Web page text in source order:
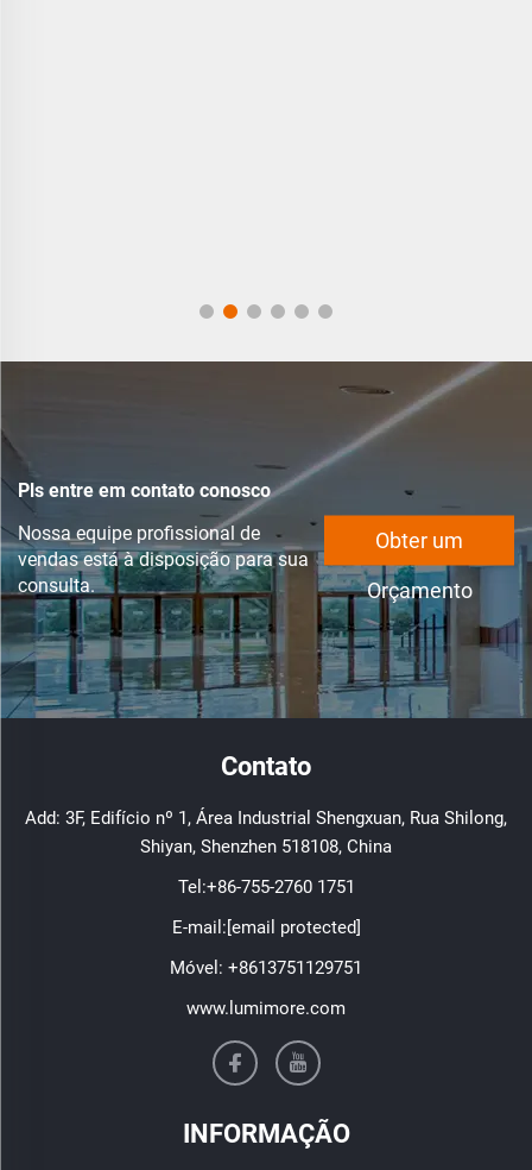
Pls entre em contato conosco
Nossa equipe profissional de
vendas está à disposição para sua
consulta.
Obter um
Orçamento
Contato
Add: 3F, Edifício nº 1, Área Industrial Shengxuan, Rua Shilong,
Shiyan, Shenzhen 518108, China
Tel:+86-755-2760 1751
E-mail:[email protected]
Móvel: +8613751129751
www.lumimore.com
INFORMAÇÃO